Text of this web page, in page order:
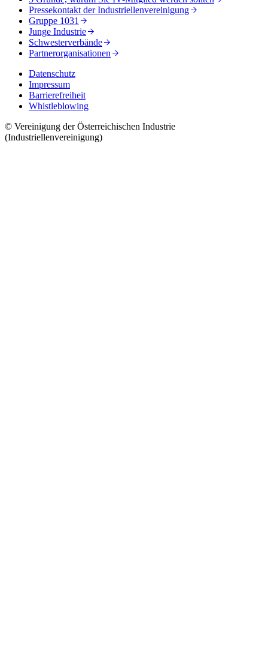
Pressekontakt der Industriellenvereinigung
Gruppe 1031
Junge Industrie
Schwesterverbände
Partnerorganisationen
Datenschutz
Impressum
Barrierefreiheit
Whistleblowing
© Vereinigung der Österreichischen Industrie
(Industriellenvereinigung)